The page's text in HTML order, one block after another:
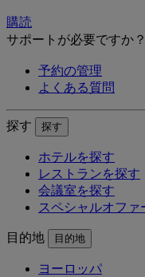
購読
サポートが必要ですか？
予約の管理
よくある質問
探す 探す
ホテルを探す
レストランを探す
会議室を探す
スペシャルオファ
目的地 目的地
ヨーロッパ